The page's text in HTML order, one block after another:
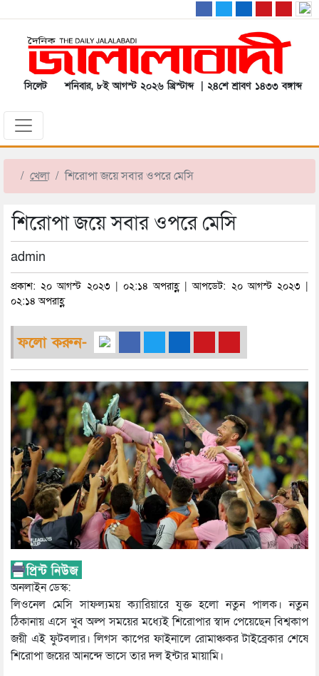
সিলেট শনিবার, ৮ই আগস্ট ২০২৬ খ্রিস্টাব্দ | ২৪শে শ্রাবণ ১৪৩৩ বঙ্গাব্দ
খেলা শিরোপা জয়ে সবার ওপরে মেসি
শিরোপা জয়ে সবার ওপরে মেসি
admin
প্রকাশ: ২০ আগস্ট ২০২৩ | ০২:১৪ অপরাহ্ণ | আপডেট: ২০ আগস্ট ২০২৩ |
০২:১৪ অপরাহ্ণ
ফলো করুন-
অনলাইন ডেস্ক:
লিওনেল মেসি সাফল্যময় ক্যারিয়ারে যুক্ত হলো নতুন পালক। নতুন
ঠিকানায় এসে খুব অল্প সময়ের মধ্যেই শিরোপার স্বাদ পেয়েছেন বিশ্বকাপ
জয়ী এই ফুটবলার। লিগস কাপের ফাইনালে রোমাঞ্চকর টাইব্রেকার শেষে
শিরোপা জয়ের আনন্দে ভাসে তার দল ইন্টার মায়ামি।